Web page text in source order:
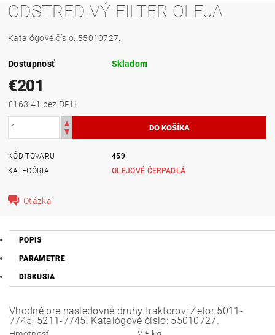
ODSTREDIVÝ FILTER OLEJA
Katalógové číslo: 55010727.
Dostupnosť Skladom
€201
€163,41 bez DPH
KÓD TOVARU
459
KATEGÓRIA
OLEJOVÉ ČERPADLÁ
Otázka
POPIS
PARAMETRE
DISKUSIA
Vhodné pre nasledovné druhy traktorov: Zetor 5011-
7745, 5211-7745. Katalógové číslo: 55010727.